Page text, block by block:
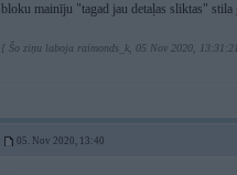
bloku mainīju "tagad jau detaļas sliktas" stila
[ Šo ziņu laboja raimonds_k, 05 Nov 2020,
05. Nov 2020, 13:40